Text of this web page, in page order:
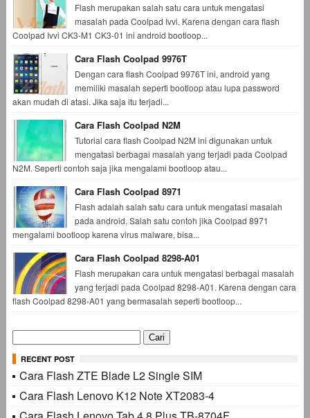
Flash merupakan salah satu cara untuk mengatasi
masalah pada Coolpad Ivvi. Karena dengan cara flash
Coolpad Ivvi CK3-M1 CK3-01 ini android bootloop...
Cara Flash Coolpad 9976T
Dengan cara flash Coolpad 9976T ini, android yang
memiliki masalah seperti bootloop atau lupa password
akan mudah di atasi. Jika saja itu terjadi...
Cara Flash Coolpad N2M
Tutorial cara flash Coolpad N2M ini digunakan untuk
mengatasi berbagai masalah yang terjadi pada Coolpad
N2M. Seperti contoh saja jika mengalami bootloop atau...
Cara Flash Coolpad 8971
Flash adalah salah satu cara untuk mengatasi masalah
pada android. Salah satu contoh jika Coolpad 8971
mengalami bootloop karena virus malware, bisa...
Cara Flash Coolpad 8298-A01
Flash merupakan cara untuk mengatasi berbagai masalah
yang terjadi pada Coolpad 8298-A01. Karena dengan cara
flash Coolpad 8298-A01 yang bermasalah seperti bootloop...
Cari
untuk:
RECENT POST
Cara Flash ZTE Blade L2 Single SIM
Cara Flash Lenovo K12 Note XT2083-4